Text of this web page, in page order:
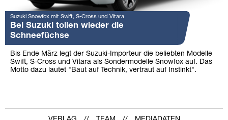
Suzuki Snowfox mit Swift, S-Cross und Vitara
Bei Suzuki tollen wieder die
Schneefüchse
Bis Ende März legt der Suzuki-Importeur die beliebten Modelle
Swift, S-Cross und Vitara als Sondermodelle Snowfox auf. Das
Motto dazu lautet "Baut auf Technik, vertraut auf Instinkt".